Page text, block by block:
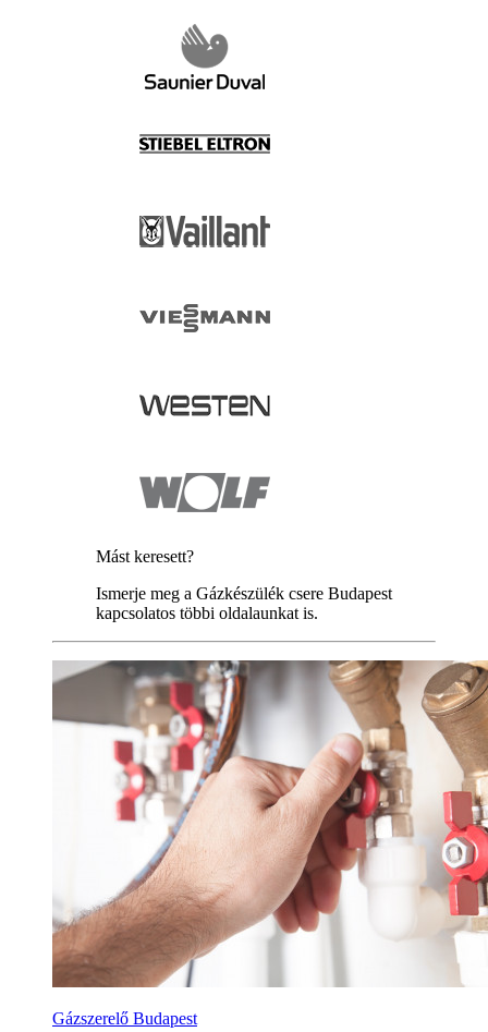
Mást keresett?
Ismerje meg a Gázkészülék csere Budapest
kapcsolatos többi oldalaunkat is.
Gázszerelő Budapest